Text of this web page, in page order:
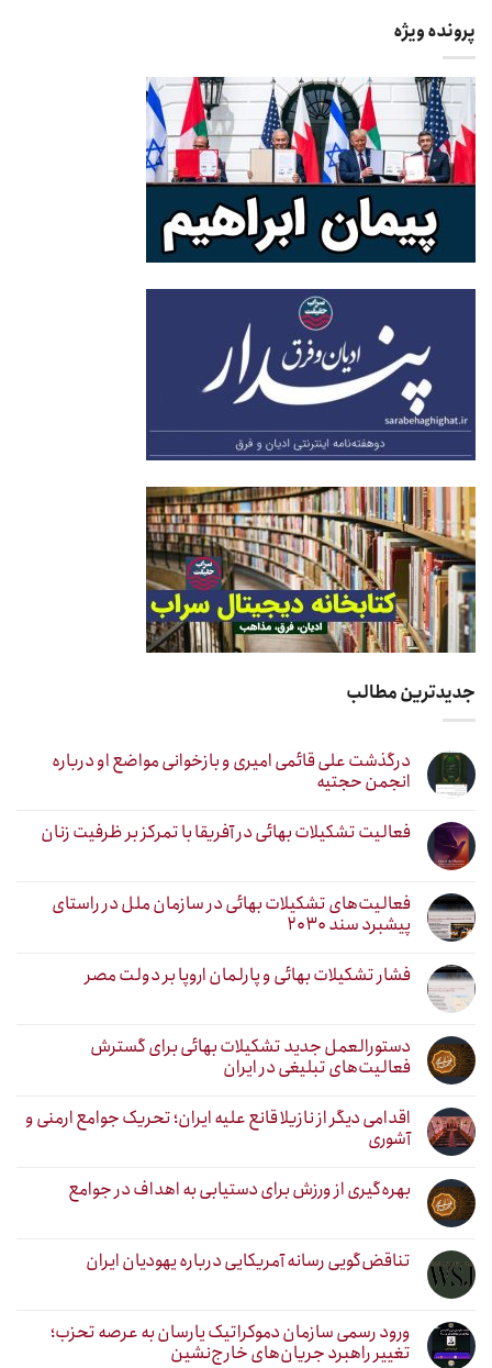
پرونده ویژه
جدیدترین مطالب
درگذشت علی قائمی امیری و بازخوانی مواضع او درباره
انجمن حجتیه
فعالیت تشکیلات بهائی در آفریقا با تمرکز بر ظرفیت زنان
فعالیت‌های تشکیلات بهائی در سازمان ملل در راستای
پیشبرد سند ۲۰۳۰
فشار تشکیلات بهائی و پارلمان اروپا بر دولت مصر
دستورالعمل جدید تشکیلات بهائی برای گسترش
فعالیت‌های تبلیغی در ایران
اقدامی دیگر از نازیلا قانع علیه ایران؛ تحریک جوامع ارمنی و
آشوری
بهره‌گیری از ورزش برای دستیابی به اهداف در جوامع
تناقض‌گویی رسانه آمریکایی درباره یهودیان ایران
ورود رسمی سازمان دموکراتیک یارسان به عرصه تحزب؛
تغییر راهبرد جریان‌های خارج‌نشین